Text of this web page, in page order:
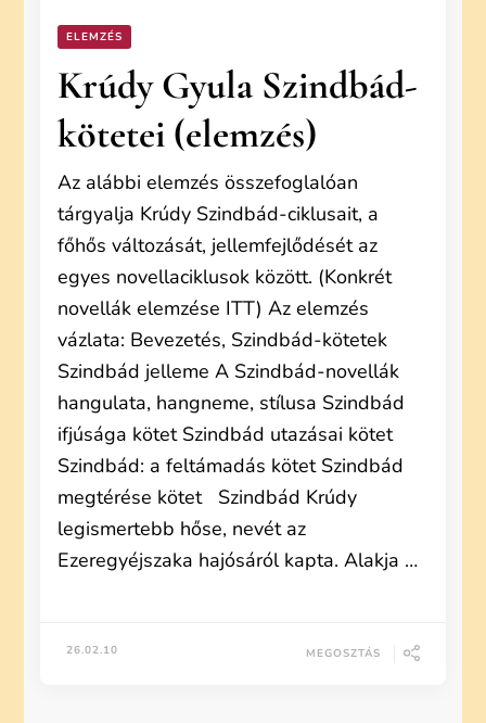
ELEMZÉS
Krúdy Gyula Szindbád-
kötetei (elemzés)
Az alábbi elemzés összefoglalóan
tárgyalja Krúdy Szindbád-ciklusait, a
főhős változását, jellemfejlődését az
egyes novellaciklusok között. (Konkrét
novellák elemzése ITT) Az elemzés
vázlata: Bevezetés, Szindbád-kötetek
Szindbád jelleme A Szindbád-novellák
hangulata, hangneme, stílusa Szindbád
ifjúsága kötet Szindbád utazásai kötet
Szindbád: a feltámadás kötet Szindbád
megtérése kötet Szindbád Krúdy
legismertebb hőse, nevét az
Ezeregyéjszaka hajósáról kapta. Alakja …
26.02.10 MEGOSZTÁS